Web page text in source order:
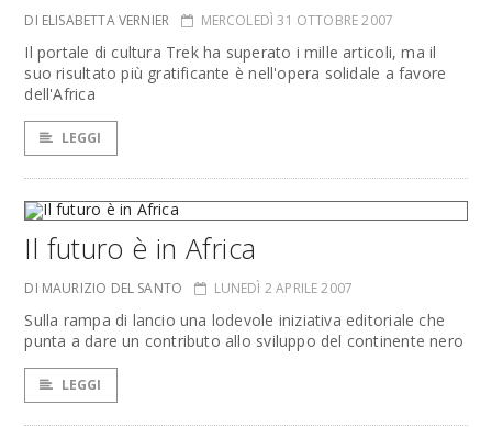
DI ELISABETTA VERNIER MERCOLEDÌ 31 OTTOBRE 2007
Il portale di cultura Trek ha superato i mille articoli, ma il
suo risultato più gratificante è nell'opera solidale a favore
dell'Africa
LEGGI
Il futuro è in Africa
DI MAURIZIO DEL SANTO LUNEDÌ 2 APRILE 2007
Sulla rampa di lancio una lodevole iniziativa editoriale che
punta a dare un contributo allo sviluppo del continente nero
LEGGI